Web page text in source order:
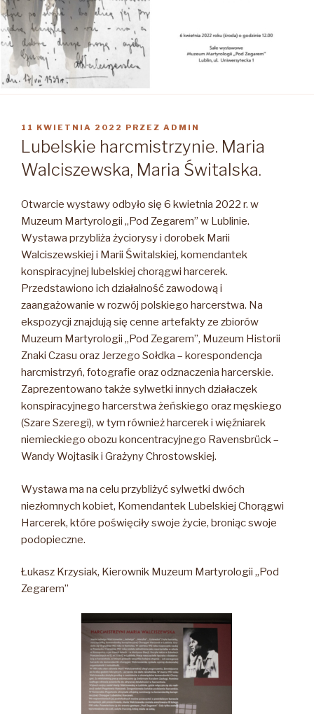
OPUBLIKOWANE
W
11 KWIETNIA 2022 PRZEZ ADMIN
Lubelskie harcmistrzynie. Maria
Walciszewska, Maria Świtalska.
Otwarcie wystawy odbyło się 6 kwietnia 2022 r. w
Muzeum Martyrologii „Pod Zegarem” w Lublinie.
Wystawa przybliża życiorysy i dorobek Marii
Walciszewskiej i Marii Świtalskiej, komendantek
konspiracyjnej lubelskiej chorągwi harcerek.
Przedstawiono ich działalność zawodową i
zaangażowanie w rozwój polskiego harcerstwa. Na
ekspozycji znajdują się cenne artefakty ze zbiorów
Muzeum Martyrologii „Pod Zegarem”, Muzeum Historii
Znaki Czasu oraz Jerzego Sołdka – korespondencja
harcmistrzyń, fotografie oraz odznaczenia harcerskie.
Zaprezentowano także sylwetki innych działaczek
konspiracyjnego harcerstwa żeńskiego oraz męskiego
(Szare Szeregi), w tym również harcerek i więźniarek
niemieckiego obozu koncentracyjnego Ravensbrück –
Wandy Wojtasik i Grażyny Chrostowskiej.
Wystawa ma na celu przybliżyć sylwetki dwóch
niezłomnych kobiet, Komendantek Lubelskiej Chorągwi
Harcerek, które poświęciły swoje życie, broniąc swoje
podopieczne.
Łukasz Krzysiak, Kierownik Muzeum Martyrologii „Pod
Zegarem”